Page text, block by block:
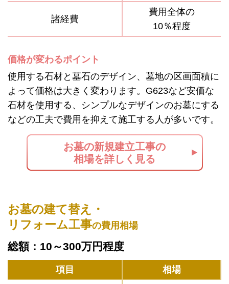
諸経費
費用全体の
10％程度
価格が変わるポイント
使用する石材と墓石のデザイン、墓地の区画面積に
よって価格は大きく変わります。G623など安価な
石材を使用する、シンプルなデザインのお墓にする
などの工夫で費用を抑えて施工する人が多いです。
お墓の新規建立工事の
相場を詳しく見る
お墓の建て替え・
リフォーム工事の費用相場
総額：10～300万円程度
項目
相場